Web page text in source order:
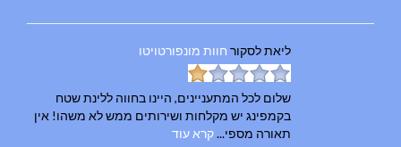
ליאתלסקור חוות מונפורטויטו
שלום לכל המתעניינים, היינו בחווה ללינת שטח
בקמפינג יש מקלחות ושירותים ממש לא משהו! אין
תאורה מספי...קרא עוד